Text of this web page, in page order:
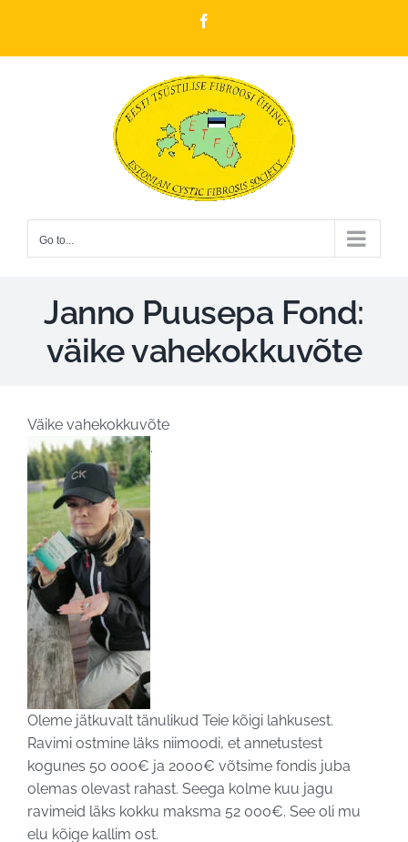
content
Go to...
Janno Puusepa Fond:
väike vahekokkuvõte
Väike vahekokkuvõte
.
Oleme jätkuvalt tänulikud Teie kõigi lahkusest.
Ravimi ostmine läks niimoodi, et annetustest
kogunes 50 000€ ja 2000€ võtsime fondis juba
olemas olevast rahast. Seega kolme kuu jagu
ravimeid läks kokku maksma 52 000€. See oli mu
elu kõige kallim ost.